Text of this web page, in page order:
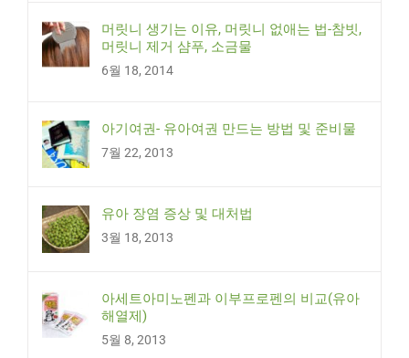
머릿니 생기는 이유, 머릿니 없애는 법-참빗,
머릿니 제거 샴푸, 소금물
6월 18, 2014
아기여권- 유아여권 만드는 방법 및 준비물
7월 22, 2013
유아 장염 증상 및 대처법
3월 18, 2013
아세트아미노펜과 이부프로펜의 비교(유아
해열제)
5월 8, 2013